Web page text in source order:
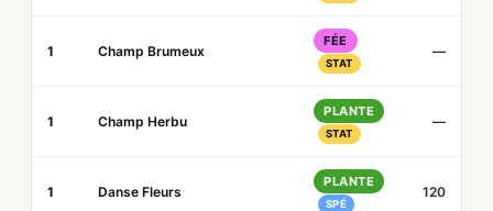
1 Champ Brumeux
FÉE
STAT
—
1 Champ Herbu
PLANTE
STAT
—
1 Danse Fleurs
PLANTE
SPÉ
120